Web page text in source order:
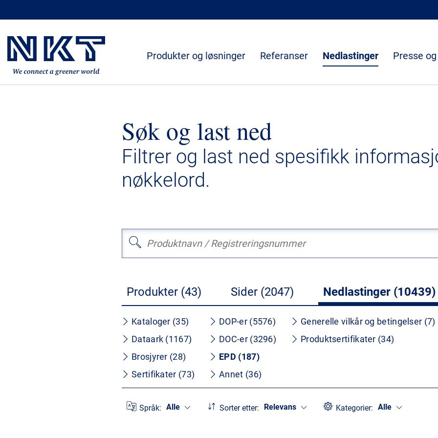
Produkter og løsninger Referanser Nedlastinger Presse
Søk og last ned
Filtrer og last ned spesifikk
nøkkelord.
Produkter (43) Sider (2047) Nedlastinger (10439)
Kataloger (35)
Dataark (1167)
Brosjyrer (28)
Sertifikater (73)
DOP-er (5576)
DOC-er (3296)
EPD (187)
Annet (36)
Generelle vilkår og betingelser (7)
Produktsertifikater (34)
Språk: Alle Sorter etter: Relevans Kategorier: Alle